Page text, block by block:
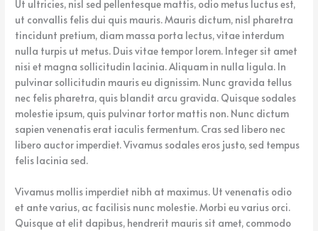
Ut ultricies, nisl sed pellentesque mattis, odio metus luctus est,
ut convallis felis dui quis mauris. Mauris dictum, nisl pharetra
tincidunt pretium, diam massa porta lectus, vitae interdum
nulla turpis ut metus. Duis vitae tempor lorem. Integer sit amet
nisi et magna sollicitudin lacinia. Aliquam in nulla ligula. In
pulvinar sollicitudin mauris eu dignissim. Nunc gravida tellus
nec felis pharetra, quis blandit arcu gravida. Quisque sodales
molestie ipsum, quis pulvinar tortor mattis non. Nunc dictum
sapien venenatis erat iaculis fermentum. Cras sed libero nec
libero auctor imperdiet. Vivamus sodales eros justo, sed tempus
felis lacinia sed.
Vivamus mollis imperdiet nibh at maximus. Ut venenatis odio
et ante varius, ac facilisis nunc molestie. Morbi eu varius orci.
Quisque at elit dapibus, hendrerit mauris sit amet, commodo